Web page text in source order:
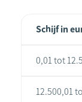
Schijf in
0,01 tot
12.500,01